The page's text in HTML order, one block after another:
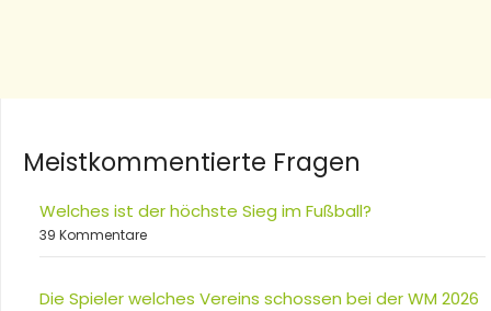
Meistkommentierte Fragen
Welches ist der höchste Sieg im Fußball?
39 Kommentare
Die Spieler welches Vereins schossen bei der WM 2026